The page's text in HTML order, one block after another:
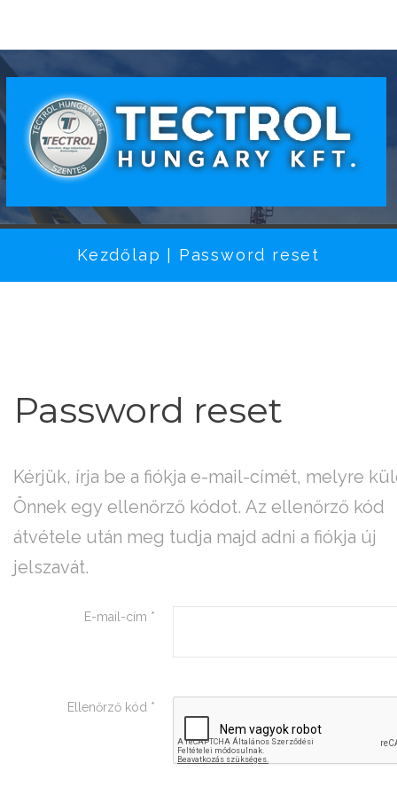
Kezdőlap Password reset
Password reset
Kérjük, írja be a fiókja e-mail-címét, melyre
Önnek egy ellenőrző kódot. Az ellenőrző kód
átvétele után meg tudja majd adni a fiókja új
jelszavát.
E-mail-cím *
Ellenőrző kód *